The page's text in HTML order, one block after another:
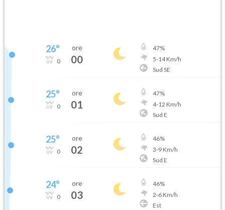
26°
0
ore
00
47%
5-14Km/h
Sud SE
25°
0
ore
01
47%
4-12 Km/h
Sud E
25°
0
ore
02
46%
3-9Km/h
Sud E
24°
0
ore
03
46%
2-6Km/h
Est